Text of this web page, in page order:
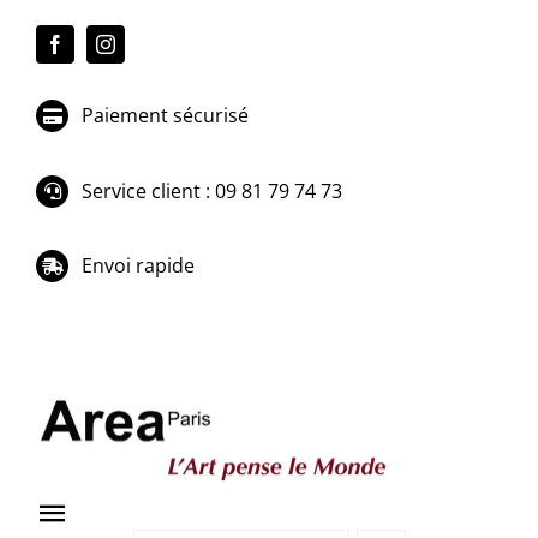
Paiement sécurisé
Service client : 09 81 79 74 73
Envoi rapide